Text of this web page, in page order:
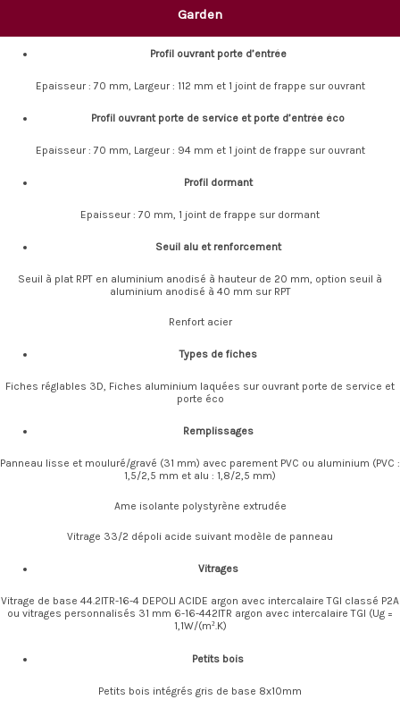
Garden
Profil ouvrant porte d’entrée
Epaisseur : 70 mm, Largeur : 112 mm et 1 joint de frappe sur ouvrant
Profil ouvrant porte de service et porte d’entrée éco
Epaisseur : 70 mm, Largeur : 94 mm et 1 joint de frappe sur ouvrant
Profil dormant
Epaisseur : 70 mm, 1 joint de frappe sur dormant
Seuil alu et renforcement
Seuil à plat RPT en aluminium anodisé à hauteur de 20 mm, option seuil à
aluminium anodisé à 40 mm sur RPT
Renfort acier
Types de fiches
Fiches réglables 3D, Fiches aluminium laquées sur ouvrant porte de service et
porte éco
Remplissages
Panneau lisse et mouluré/gravé (31 mm) avec parement PVC ou aluminium (PVC :
1,5/2,5 mm et alu : 1,8/2,5 mm)
Ame isolante polystyrène extrudée
Vitrage 33/2 dépoli acide suivant modèle de panneau
Vitrages
Vitrage de base 44.2ITR-16-4 DEPOLI ACIDE argon avec intercalaire TGI classé P2A
ou vitrages personnalisés 31 mm 6-16-442ITR argon avec intercalaire TGI (Ug =
1,1W/(m².K)
Petits bois
Petits bois intégrés gris de base 8x10mm